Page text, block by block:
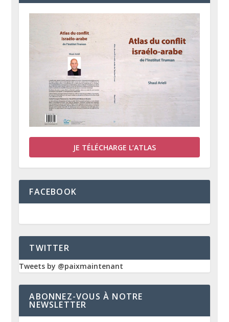
JE TÉLÉCHARGE L’ATLAS
FACEBOOK
TWITTER
Tweets by @paixmaintenant
ABONNEZ-VOUS À NOTRE
NEWSLETTER